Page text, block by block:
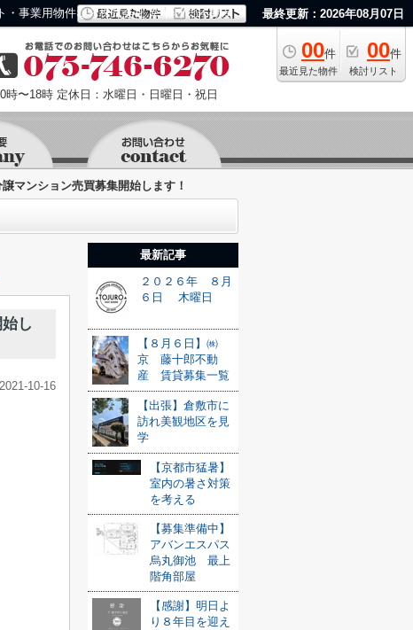
・事業用物件なら株式会社 京 藤十郎不動産 最終更新：2026年08月07日
00件
最近見た物件
00件
検討リスト
時〜18時 定休日：水曜日・日曜日・祝日
マンション売買募集開始します！
し
2021-10-16
最新記事
２０２６年 ８月
６日 木曜日
【８月６日】㈱
京 藤十郎不動
産 賃貸募集一覧
【出張】倉敷市に
訪れ美観地区を見
学
【京都市猛暑】
室内の暑さ対策
を考える
【募集準備中】
アバンエスパス
烏丸御池 最上
階角部屋
【感謝】明日よ
り８年目を迎え